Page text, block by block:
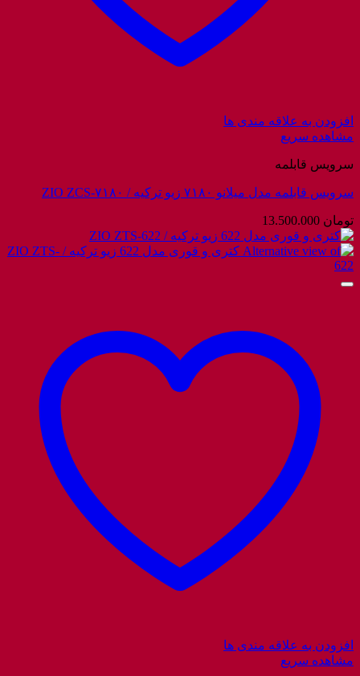
افزودن به علاقه مندی ها
مشاهده سریع
سرویس قابلمه
سرویس قابلمه مدل میلانو ۷۱۸۰ زیو ترکیه / ZIO ZCS-۷۱۸۰
تومان
افزودن به علاقه مندی ها
مشاهده سریع